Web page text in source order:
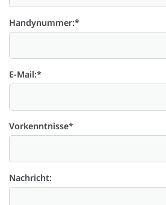
Handynummer:*
E-Mail:*
Vorkenntnisse*
Nachricht: